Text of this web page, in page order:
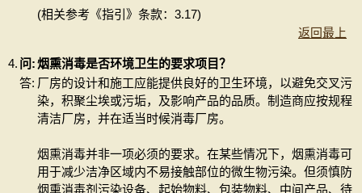
(相关参考《指引》条款：3.17)
返回最上
4. 问:烟熏消毒是否环境卫生的要求项目？
答: 厂房的设计和施工应能提供良好的卫生环境，以避免交叉污
染，积聚尘埃或污垢，及影响产品的品质。制造商应按规程
清洁厂房，并在适当时候消毒厂房。
烟熏消毒并非一项必须的要求。在某些情况下，烟熏消毒可
用于减少洁净区域内不易接触部位的微生物污染。但须慎防
烟熏消毒剂污染设备、起始物料、包装物料、中间产品、待